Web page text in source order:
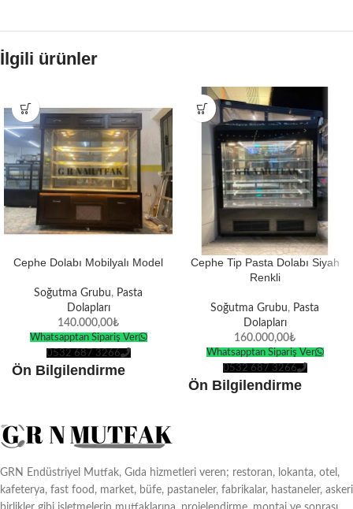
İlgili ürünler
Cephe Dolabı Mobilyalı Model
Soğutma Grubu, Pasta
Dolapları
140.000,00₺
Whatsapptan Sipariş Ver
0532 687 3266
Ön Bilgilendirme
Tüm ürünler
Avrupa
üretilmektedir.
Türkiye ve tüm dünyayateslimat
seçenekleri.
Cephe Tip Pasta Dolabı Siyah
Renkli
Soğutma Grubu, Pasta
Dolapları
160.000,00₺
Whatsapptan Sipariş Ver
0532 687 3266
Ön Bilgilendirme
Standartlarına
üretilmektedir.
Türkiye ve tüm dünyayateslimat
GRN Endüstriyel Mutfak, Gıda hizmetleri veren; restoran, lokanta, otel,
kafeterya, fast food, market, büfe, pastaneler, fabrikalar, hastaneler, askeri